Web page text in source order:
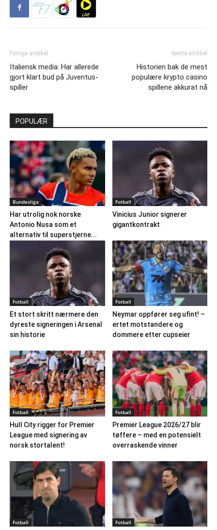
Forrige artikkel
Italiensk media: Har allerede
gjort klart bud på Juventus-
spiller
Neste artikkel
Historien bak de mest
populære krypto casino
spillene akkurat nå
POPULÆR
Bundesliga
Har utrolig nok norske
Antonio Nusa som et
alternativ til superstjerne...
Fotball
Vinicius Junior signerer
gigantkontrakt
Fotball
Et stort skritt nærmere den
dyreste signeringen i Arsenal
sin historie
Fotball
Neymar oppfører seg ufint! –
ertet motstandere og
dommere etter cupseier
Fotball
Hull City rigger for Premier
League med signering av
norsk stortalent!
Fotball
Premier League 2026/27 blir
tøffere – med en potensielt
overraskende vinner
Fotball Fotball